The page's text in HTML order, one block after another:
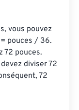
vous pouvez
pouces / 36.
72 pouces.
diviser 72
72